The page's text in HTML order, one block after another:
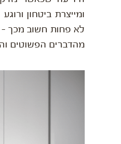
ומייצרת ביטחון
לא פחות חשוב מכך –
מהדברים הפשוטים